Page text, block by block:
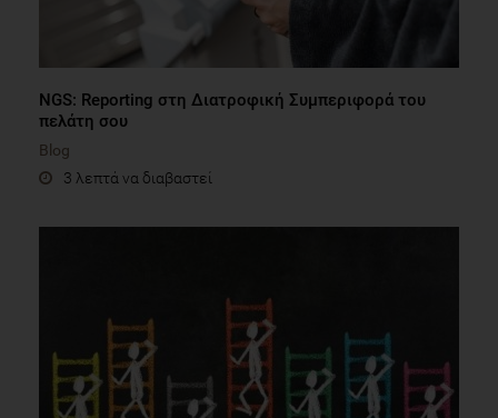
NGS: Reporting στη Διατροφική Συμπεριφορά του
πελάτη σου
Blog
3 λεπτά να διαβαστεί